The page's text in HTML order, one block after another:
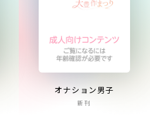
オナション男子
新刊